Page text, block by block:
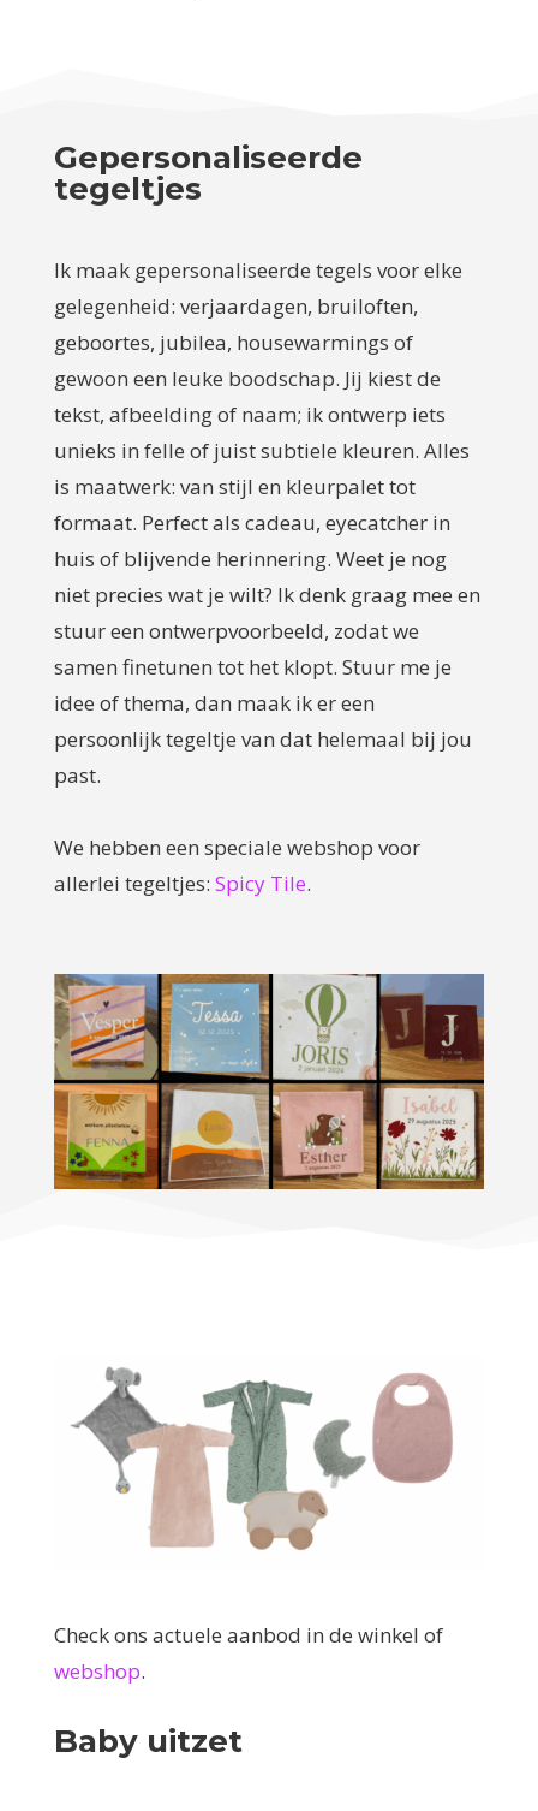
Gepersonaliseerde
tegeltjes
Ik maak gepersonaliseerde tegels voor elke
gelegenheid: verjaardagen, bruiloften,
geboortes, jubilea, housewarmings of
gewoon een leuke boodschap. Jij kiest de
tekst, afbeelding of naam; ik ontwerp iets
unieks in felle of juist subtiele kleuren. Alles
is maatwerk: van stijl en kleurpalet tot
formaat. Perfect als cadeau, eyecatcher in
huis of blijvende herinnering. Weet je nog
niet precies wat je wilt? Ik denk graag mee en
stuur een ontwerpvoorbeeld, zodat we
samen finetunen tot het klopt. Stuur me je
idee of thema, dan maak ik er een
persoonlijk tegeltje van dat helemaal bij jou
past.
We hebben een speciale webshop voor
allerlei tegeltjes: Spicy Tile.
Check ons actuele aanbod in de winkel of
webshop.
Baby uitzet